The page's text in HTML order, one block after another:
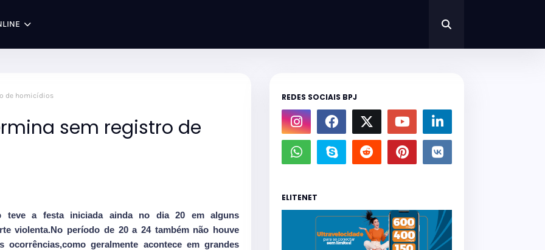
de homicídios
sem registro de
teve a festa iniciada ainda no dia 20 em alguns
violenta.No período de 20 a 24 também não houve
geralmente acontece em grandes
REDES SOCIAIS BPJ
ELITENET